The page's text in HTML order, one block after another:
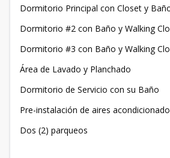
Dormitorio Principal con Closet y
Dormitorio #2 con Baño y Walking
Dormitorio #3 con Baño y Walking
Área de Lavado y Planchado
Dormitorio de Servicio con su Baño
Pre-instalación de aires
Dos (2) parqueos